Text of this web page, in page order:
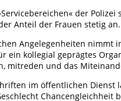
der
Anteil der Frauen stetig an.
Angelegenheiten nimmt
ein kollegial geprägtes
mitreden und das
im öffentlichen